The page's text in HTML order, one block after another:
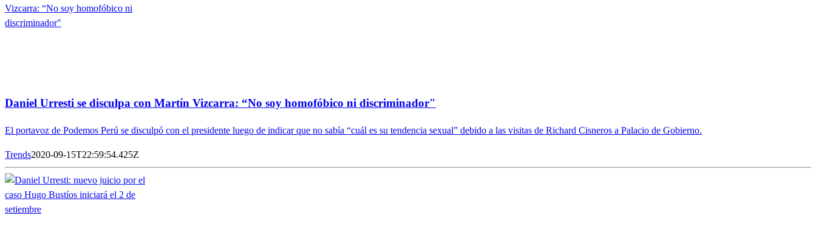
Daniel Urresti se disculpa con Martín Vizcarra: “No soy homofóbico ni discriminador"
El portavoz de Podemos Perú se disculpó con el presidente luego de indicar que no sabía “cuál es su tendencia sexual” debido a las visitas de Richard Cisneros a Palacio de Gobierno.
Trends2020-09-15T22:59:54.425Z